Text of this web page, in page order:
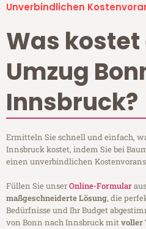
Unverbindlichen
Was kostet
Umzug
Innsbruck?
Ermitteln Sie schnell und einfach,
Innsbruck kostet, indem Sie bei
einen unverbindlichen
Füllen Sie unserOnline-Formular
maßgeschneiderte Lösung, die
Bedürfnisse und Ihr Budget
von Bonn nach Innsbruck mitvoller